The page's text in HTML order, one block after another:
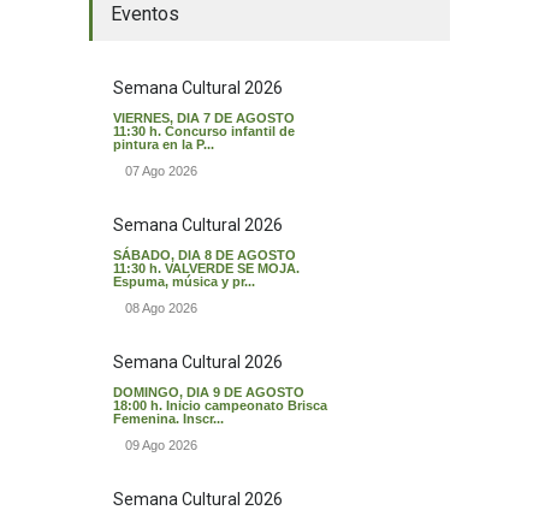
Eventos
Semana Cultural 2026
VIERNES, DIA 7 DE AGOSTO
11:30 h. Concurso infantil de
pintura en la P...
07 Ago 2026
Semana Cultural 2026
SÁBADO, DIA 8 DE AGOSTO
11:30 h. VALVERDE SE MOJA.
Espuma, música y pr...
08 Ago 2026
Semana Cultural 2026
DOMINGO, DIA 9 DE AGOSTO
18:00 h. Inicio campeonato Brisca
Femenina. Inscr...
09 Ago 2026
Semana Cultural 2026